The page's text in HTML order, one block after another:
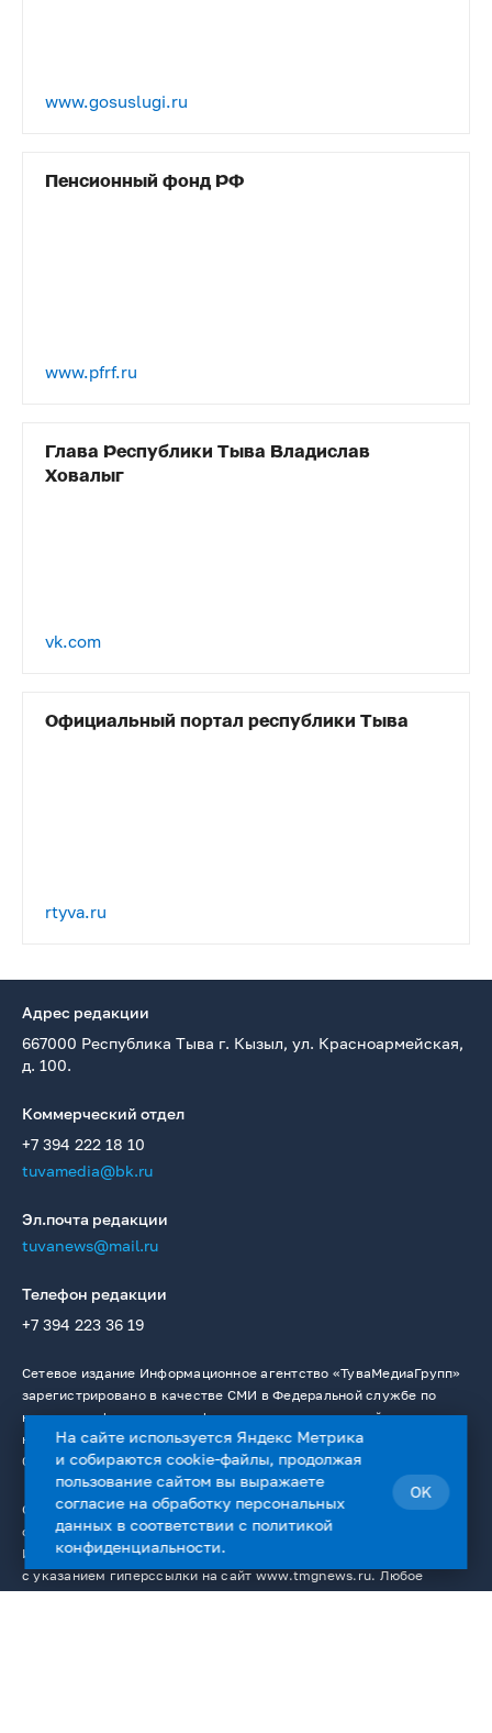
www.gosuslugi.ru
Пенсионный фонд РФ
www.pfrf.ru
Глава Республики Тыва Владислав
Ховалыг
vk.com
Официальный портал республики Тыва
rtyva.ru
Адрес редакции
667000 Республика Тыва г. Кызыл, ул. Красноармейская,
д. 100.
Коммерческий отдел
+7 394 222 18 10
tuvamedia@bk.ru
Эл.почта редакции
tuvanews@mail.ru
Телефон редакции
+7 394 223 36 19
Сетевое издание Информационное агентство «ТуваМедиаГрупп»
зарегистрировано в качестве СМИ в Федеральной службе по
надзору в сфере связи, информационных технологий и массовых
коммуникаций. Регистрационный номер: Эл № ФС77 — 76336 от
02.08.2019.
Сайт содержит материалы, охраняемые авторским правом, и
средства индивидуализации (логотипы, фирменные знаки).
Использование материалов сайта в интернете разрешено только
с указанием гиперссылки на сайт www.tmgnews.ru. Любое
На сайте используется Яндекс Метрика
и собираются cookie-файлы, продолжая
пользование сайтом вы выражаете
согласие наобработку персональных
данных в соответствии с политикой
конфиденциальности.
OK